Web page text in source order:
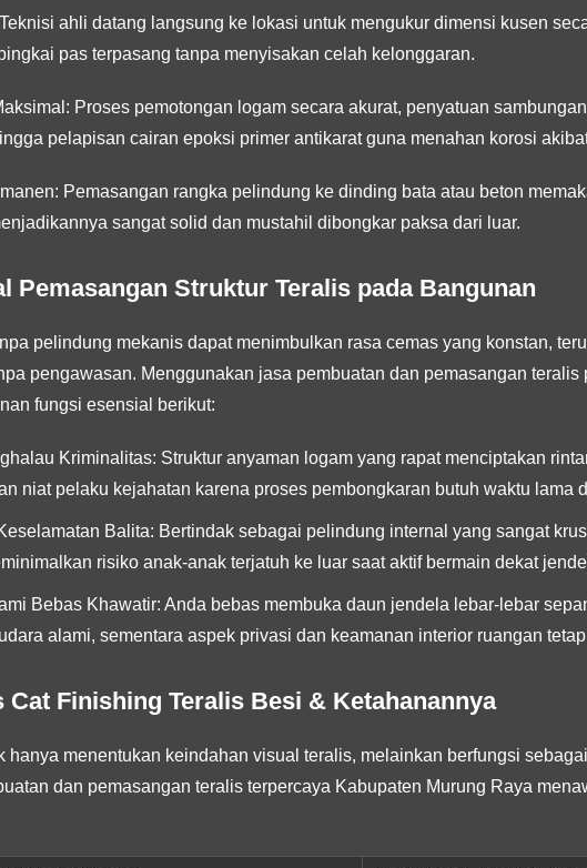
Teknisi ahli datang langsung ke lokasi untuk mengukur dimensi kusen
pas terpasang tanpa menyisakan celah kelonggaran.
Proses pemotongan logam secara akurat, penyatuan
pelapisan cairan epoksi primer antikarat guna menahan korosi
Pemasangan rangka pelindung ke dinding bata atau beton
sangat solid dan mustahil dibongkar paksa dari luar.
Pemasangan Struktur Teralis pada Bangunan
pelindung mekanis dapat menimbulkan rasa cemas yang konstan,
pengawasan. Menggunakan jasa pembuatan dan pemasangan teralis
fungsi esensial berikut:
Kriminalitas: Struktur anyaman logam yang rapat menciptakan
niat pelaku kejahatan karena proses pembongkaran butuh waktu lama
Balita: Bertindak sebagai pelindung internal yang sangat
risiko anak-anak terjatuh ke luar saat aktif bermain dekat
Bebas Khawatir: Anda bebas membuka daun jendela lebar-lebar
alami, sementara aspek privasi dan keamanan interior ruangan
Finishing Teralis Besi & Ketahanannya
hanya menentukan keindahan visual teralis, melainkan berfungsi
dan pemasangan teralis terpercaya Kabupaten Murung Raya